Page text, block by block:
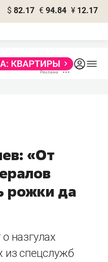
$ 82.17 € 94.84 ¥ 12.17
«От
рожки да
назгулах
из спецслужб